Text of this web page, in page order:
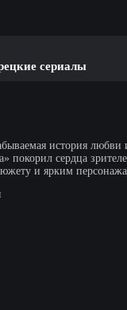
сериалы
история любви
покорил сердца
и ярким